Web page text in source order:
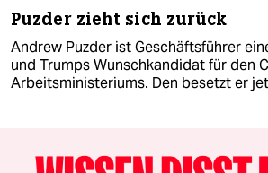
Puzder zieht sich zurück
Andrew Puzder ist Geschäftsführer
und Trumps Wunschkandidat für den
Arbeitsministeriums. Den besetzt er